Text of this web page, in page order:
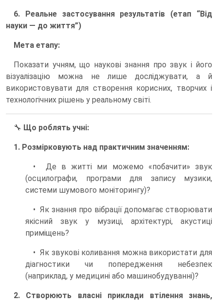
6. Реальне застосування результатів (етап “Від
науки — до життя”)
Мета етапу:
Показати учням, що наукові знання про звук і його
візуалізацію можна не лише досліджувати, а й
використовувати для створення корисних, творчих і
технологічних рішень у реальному світі.
🔧 Що роблять учні:
1. Розмірковують над практичним значенням:
• Де в житті ми можемо «побачити» звук
(осцилографи, програми для запису музики,
системи шумового моніторингу)?
• Як знання про вібрації допомагає створювати
якісний звук у музиці, архітектурі, акустиці
приміщень?
• Як звукові коливання можна використати для
діагностики чи попередження небезпек
(наприклад, у медицині або машинобудуванні)?
2. Створюють власні приклади втілення знань,